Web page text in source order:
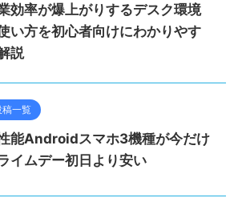
効率が爆上がりするデスク環境
い方を初心者向けにわかりやす
説
稿一覧
能Androidスマホ3機種が今だけ
イムデー初日より安い